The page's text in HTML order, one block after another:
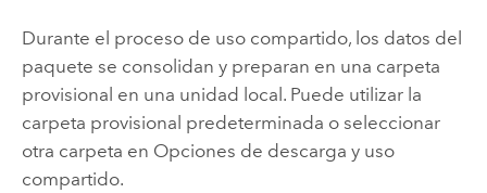
Durante el proceso de uso compartido, los datos del
paquete se consolidan y preparan en una carpeta
provisional en una unidad local. Puede utilizar la
carpeta provisional predeterminada o seleccionar
otra carpeta en Opciones de descarga y uso
compartido.